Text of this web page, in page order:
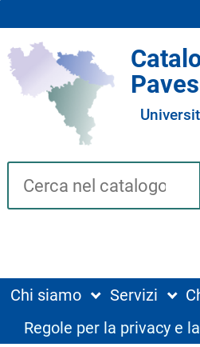
Cerca su "Catalogo"
Chi siamo Servizi
Regole per la privacy e